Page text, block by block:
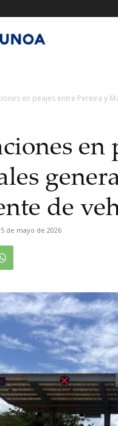
en peajes entre Pereira y
en
de
de mayo de 2026